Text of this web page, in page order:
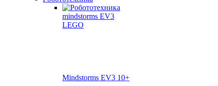
Mindstorms EV3 10+